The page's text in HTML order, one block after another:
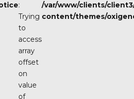
:
Trying
to
access
array
offset
on
value
of
/var/www/clients/
content/themes/